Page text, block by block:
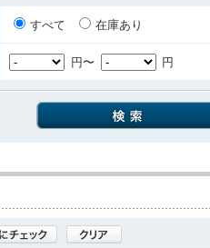
すべて 在庫あり
円〜 円